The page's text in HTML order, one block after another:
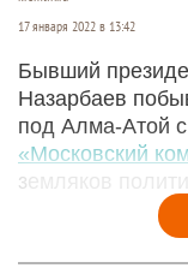
17 января 2022 в 13:42
Бывший
Назарбаев
под Алма-Атой
«Московский
земляков